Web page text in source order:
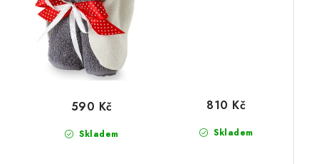
Skladem
590 Kč
Skladem
810 Kč